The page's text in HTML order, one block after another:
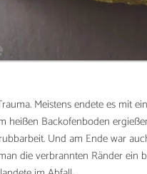
Meistens endete es mit
heißen Backofenboden
Und am Ende war
die verbrannten Ränder ein